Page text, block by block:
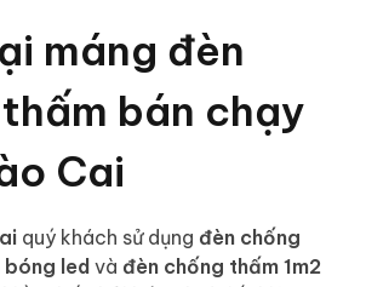
máng đèn
bán chạy
Cai
quý khách sử dụng đèn chống
bóng ledvà đèn chống thấm 1m2